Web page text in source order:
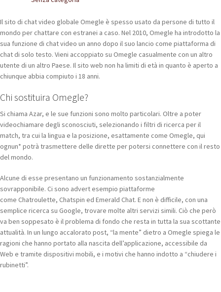
SNEAKERS
STIVALETTI CHELSEA
CINTURE
LA MISSION
COCCOLA LE TUE SCARPE
GLI ARTIGIANI
CONTATTI
Il sito di chat video globale Omegle è spesso usato da persone di tutto il
mondo per chattare con estranei a caso. Nel 2010, Omegle ha introdotto la
sua funzione di chat video un anno dopo il suo lancio come piattaforma di
chat di solo testo. Vieni accoppiato su Omegle casualmente con un altro
utente di un altro Paese. Il sito web non ha limiti di età in quanto è aperto a
chiunque abbia compiuto i 18 anni.
Chi sostituira Omegle?
Si chiama Azar, e le sue funzioni sono molto particolari. Oltre a poter
videochiamare degli sconosciuti, selezionando i filtri di ricerca per il
match, tra cui la lingua e la posizione, esattamente come Omegle, qui
ognun* potrà trasmettere delle dirette per potersi connettere con il resto
del mondo.
Alcune di esse presentano un funzionamento sostanzialmente
sovrapponibile. Ci sono advert esempio piattaforme
come Chatroulette, Chatspin ed Emerald Chat. E non è difficile, con una
semplice ricerca su Google, trovare molte altri servizi simili. Ciò che però
va ben soppesato è il problema di fondo che resta in tutta la sua scottante
attualità. In un lungo accalorato post, “la mente” dietro a Omegle spiega le
ragioni che hanno portato alla nascita dell’applicazione, accessibile da
Web e tramite dispositivi mobili, e i motivi che hanno indotto a “chiudere i
rubinetti”.